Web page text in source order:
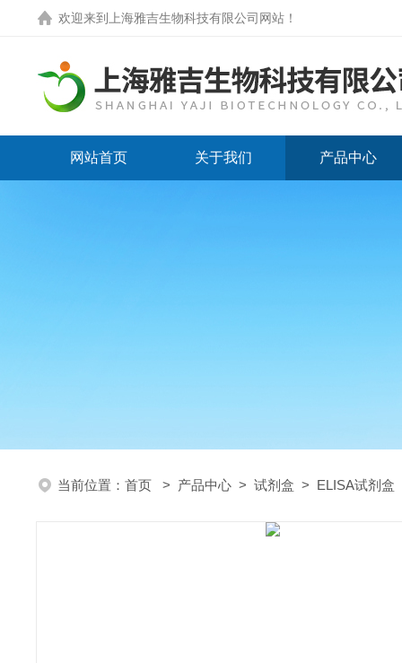
欢迎来到 上海雅吉生物科技有限公司网站 ！
网站首页 关于我们 产品中心
当前位置： 首页 > 产品中心 > 试剂盒 > ELISA试剂盒